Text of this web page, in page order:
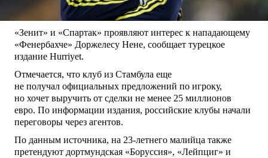
«Зенит» и «Спартак» проявляют интерес к нападающему
«Фенербахче» Доржелесу Нене, сообщает турецкое
издание Hurriyet.
Отмечается, что клуб из Стамбула еще
не получал официальных предложений по игроку,
но хочет выручить от сделки не менее 25 миллионов
евро. По информации издания, российские клубы начали
переговоры через агентов.
По данным источника, на 23-летнего малийца также
претендуют дортмундская «Боруссия», «Лейпциг» и